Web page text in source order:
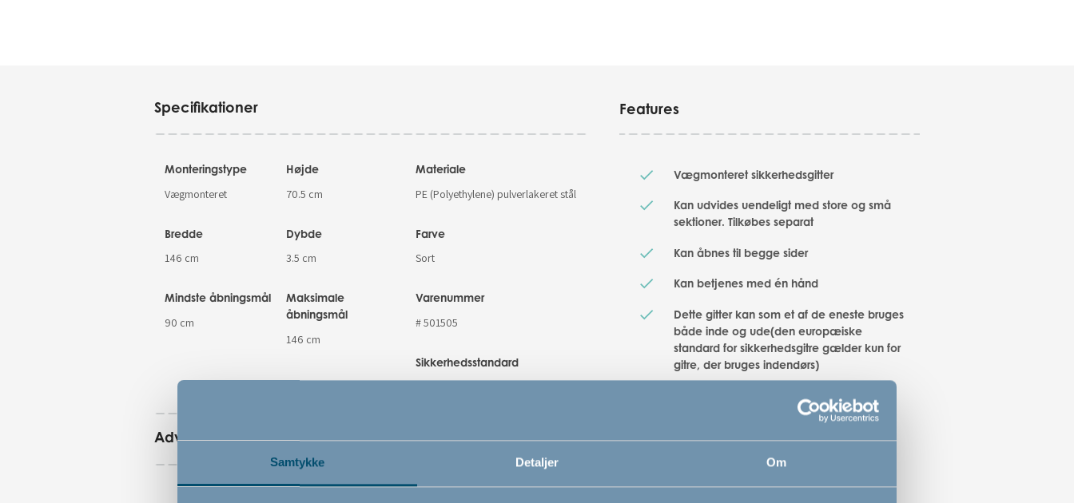
Samtykke Detaljer Om
Specifikationer
Monteringstype
Vægmonteret
Højde
70.5 cm
Bredde
146 cm
Dybde
3.5 cm
Mindste åbningsmål
90 cm
Maksimale
åbningsmål
146 cm
Materiale
PE (Polyethylene) pulverlakeret stål
Farve
Sort
Varenummer
# 501505
Sikkerhedsstandard
Advarsler
Features
Vægmonteret sikkerhedsgitter
Kan udvides uendeligt med store og små
sektioner. Tilkøbes separat
Kan åbnes til begge sider
Kan betjenes med én hånd
Dette gitter kan som et af de eneste bruges
både inde og ude(den europæiske
standard for sikkerhedsgitre gælder kun for
gitre, der bruges indendørs)
Let og elegant udseende